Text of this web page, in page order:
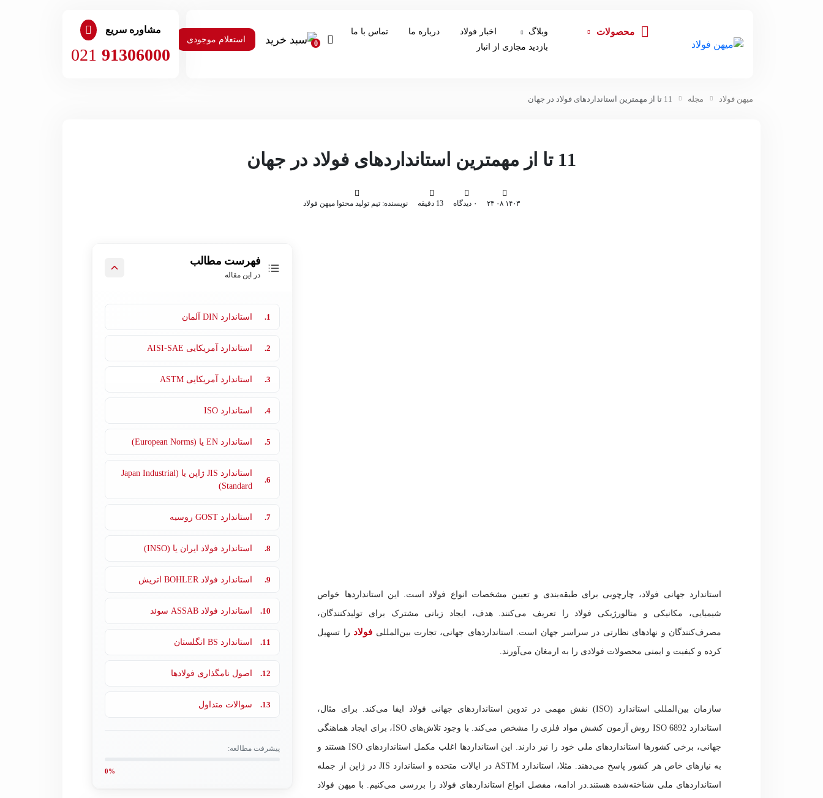
محصولات وبلاگ اخبار فولاد درباره ما
تماس با ما
بازدید مجازی از انبار
0 استعلام موجودی
مشاوره سریع
021 91306000
11 تا از مهمترین استانداردهای فولاد در جهان مجله میهن فولاد
11 تا از مهمترین استانداردهای فولاد در جهان
۱۴۰۳ ۰۸ ۲۴ ۰ دیدگاه 13 دقیقه نویسنده: تیم تولید محتوا میهن فولاد
فهرست مطالب
در این مقاله
1. استاندارد DIN آلمان
2. استاندارد آمریکایی AISI-SAE
3. استاندارد آمریکایی ASTM
4. استاندارد ISO
5. استاندارد EN یا (European Norms)
6.
استاندارد JIS ژاپن یا (Japan Industrial
Standard)
7. استاندارد GOST روسیه
8. استاندارد فولاد ایران یا (INSO)
9. استاندارد فولاد BOHLER اتریش
10. استاندارد فولاد ASSAB سوئد
11. استاندارد BS انگلستان
12. اصول نامگذاری فولادها
13. سوالات متداول
پیشرفت مطالعه:
0%
استاندارد جهانی فولاد، چارچوبی برای طبقه‌بندی و تعیین مشخصات انواع فولاد است. این استانداردها خواص
شیمیایی، مکانیکی و متالورژیکی فولاد را تعریف می‌کنند. هدف، ایجاد زبانی مشترک برای تولیدکنندگان،
مصرف‌کنندگان و نهادهای نظارتی در سراسر جهان است. استانداردهای جهانی، تجارت بین‌المللی فولاد را تسهیل
کرده و کیفیت و ایمنی محصولات فولادی را به ارمغان می‌آورند.
سازمان بین‌المللی استاندارد (ISO) نقش مهمی در تدوین استانداردهای جهانی فولاد ایفا می‌کند. برای مثال،
استاندارد ISO 6892 روش آزمون کشش مواد فلزی را مشخص می‌کند. با وجود تلاش‌های ISO، برای ایجاد هماهنگی
جهانی، برخی کشورها استانداردهای ملی خود را نیز دارند. این استانداردها اغلب مکمل استانداردهای ISO هستند و
به نیازهای خاص هر کشور پاسخ می‌دهند. مثلا، استاندارد ASTM در ایالات متحده و استاندارد JIS در ژاپن از جمله
استانداردهای ملی شناخته‌شده هستند.در ادامه، مفصل انواع استانداردهای فولاد را بررسی می‌کنیم. با میهن فولاد